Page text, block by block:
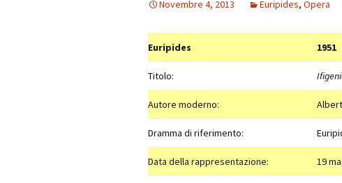
Novembre 4, 2013 Euripides, Opera
Euripides 1951
Titolo:
Autore moderno:
Dramma di riferimento:
Data della rappresentazione: 19